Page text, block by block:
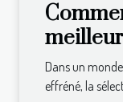
Dans un
effréné, la